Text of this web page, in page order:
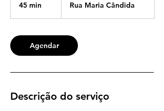
45 min
i
n
Rua Maria Cândida
Agendar
Descrição do serviço